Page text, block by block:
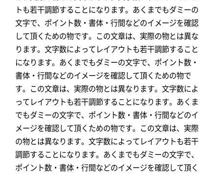
トも若干調節することになります。あくまでもダミーの
文字で、ポイント数・書体・行間などのイメージを確認
して頂くための物です。この文章は、実際の物とは異な
ります。文字数によってレイアウトも若干調節すること
になります。あくまでもダミーの文字で、ポイント数・
書体・行間などのイメージを確認して頂くための物で
す。この文章は、実際の物とは異なります。文字数によ
ってレイアウトも若干調節することになります。あくま
でもダミーの文字で、ポイント数・書体・行間などのイ
メージを確認して頂くための物です。この文章は、実際
の物とは異なります。文字数によってレイアウトも若干
調節することになります。あくまでもダミーの文字で、
ポイント数・書体・行間などのイメージを確認して頂く